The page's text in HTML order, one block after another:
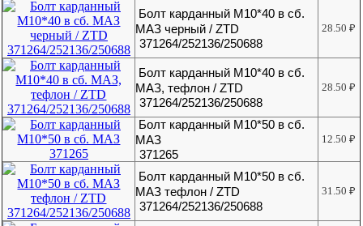
Болт карданный М10*40 в сб.
МАЗ черный / ZTD
371264/252136/250688
28.50₽
Болт карданный М10*40 в сб.
МАЗ, тефлон / ZTD
371264/252136/250688
28.50₽
Болт карданный М10*50 в сб.
МАЗ
371265
12.50₽
Болт карданный М10*50 в сб.
МАЗ тефлон / ZTD
371264/252136/250688
31.50₽